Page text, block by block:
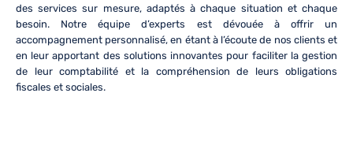
des services sur mesure, adaptés à chaque situation et chaque
besoin. Notre équipe d’experts est dévouée à offrir un
accompagnement personnalisé, en étant à l’écoute de nos clients et
en leur apportant des solutions innovantes pour faciliter la gestion
de leur comptabilité et la compréhension de leurs obligations
fiscales et sociales.